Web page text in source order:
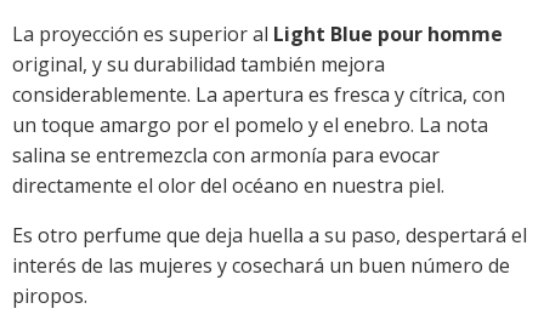
La proyección es superior al Light Blue pour homme
original, y su durabilidad también mejora
considerablemente. La apertura es fresca y cítrica, con
un toque amargo por el pomelo y el enebro. La nota
salina se entremezcla con armonía para evocar
directamente el olor del océano en nuestra piel.
Es otro perfume que deja huella a su paso, despertará el
interés de las mujeres y cosechará un buen número de
piropos.